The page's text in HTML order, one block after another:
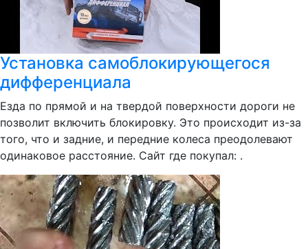
Установка самоблокирующегося
дифференциала
Езда по прямой и на твердой поверхности дороги не
позволит включить блокировку. Это происходит из-за
того, что и задние, и передние колеса преодолевают
одинаковое расстояние. Сайт где покупал: .